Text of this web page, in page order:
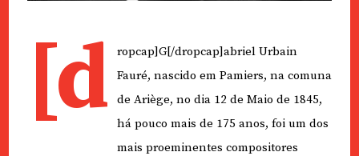
[d
ropcap]G[/dropcap]abriel Urbain
Fauré, nascido em Pamiers, na comuna
de Ariège, no dia 12 de Maio de 1845,
há pouco mais de 175 anos, foi um dos
mais proeminentes compositores